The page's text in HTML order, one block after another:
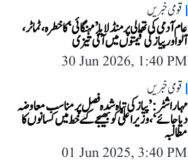
قومی خبریں
عام آدمی کی تھالی پر منڈلایا ’مہنگائی‘ کا خطرہ، ٹماٹر،
آلو اور پیاز کی قیمتوں میں آئی تیزی
30 Jun 2026, 1:40 PM
قومی خبریں
مہاراشٹر: ’پیاز کی تباہ شدہ فصل پر مناسب معاوضہ
دیا جائے‘، وزیر اعلیٰ کو بھیجے گئے خط میں کسانوں کا
مطالبہ
01 Jun 2025, 3:40 PM